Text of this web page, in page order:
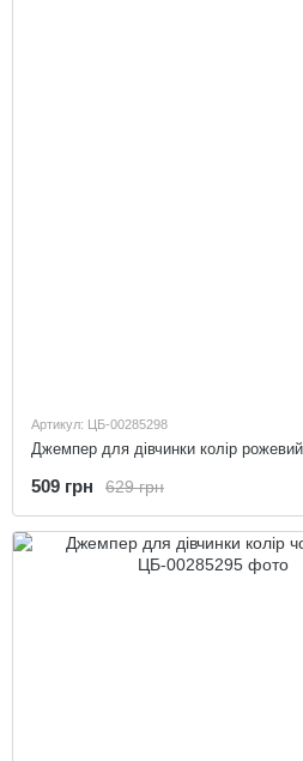
Артикул: ЦБ-00285298
Джемпер для дівчинки колір
629 грн
509 грн